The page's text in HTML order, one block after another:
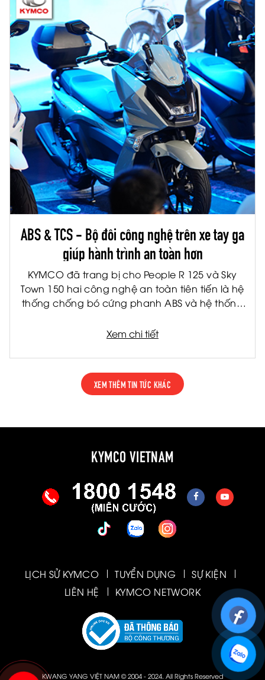
ABS & TCS - Bộ đôi công nghệ trên xe tay ga
giúp hành trình an toàn hơn
KYMCO đã trang bị cho People R 125 và Sky
Town 150 hai công nghệ an toàn tiên tiến là hệ
thống chống bó cứng phanh ABS và hệ thống
được ứng dụng rộng rãi trên các dòng xe cao
giảm thiểu rủi ro trong nhiều tình huống vận
hành thực tế.
Xem chi tiết
XEM THÊM TIN TỨC KHÁC
KYMCO VIETNAM
LỊCH SỬ KYMCO TUYỂN DỤNG
SỰ KIỆN
LIÊN HỆ
KYMCO NETWORK
KWANG YANG VIỆT NAM © 2004 - 2024. All Rights Reserved